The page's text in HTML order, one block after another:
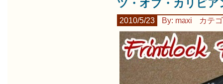
ツ・オブ・カリビア
2010/5/23 By: maxi カテ